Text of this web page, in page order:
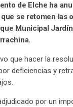
de Elche ha
se retomen las
Municipal
que hacer la
deficiencias y
por un